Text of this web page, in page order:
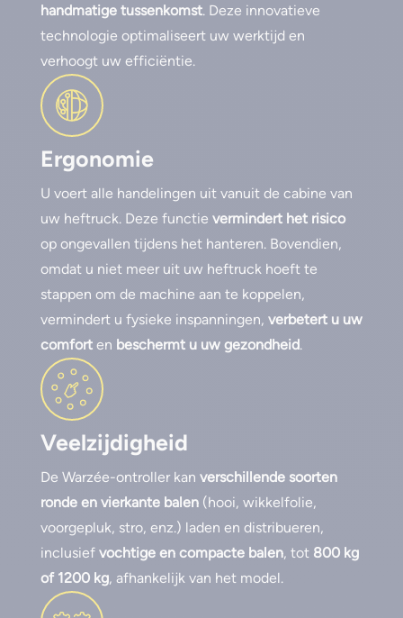
handmatige tussenkomst. Deze innovatieve
technologie optimaliseert uw werktijd en
verhoogt uw efficiëntie.
Ergonomie
U voert alle handelingen uit vanuit de cabine van
uw heftruck. Deze functie vermindert het risico
op ongevallen tijdens het hanteren. Bovendien,
omdat u niet meer uit uw heftruck hoeft te
stappen om de machine aan te koppelen,
vermindert u fysieke inspanningen, verbetert u uw
comforten beschermt u uw gezondheid.
Veelzijdigheid
De Warzée-ontroller kan verschillende soorten
ronde en vierkante balen(hooi, wikkelfolie,
voorgepluk, stro, enz.) laden en distribueren,
inclusief vochtige en compacte balen, tot 800 kg
of 1200 kg, afhankelijk van het model.